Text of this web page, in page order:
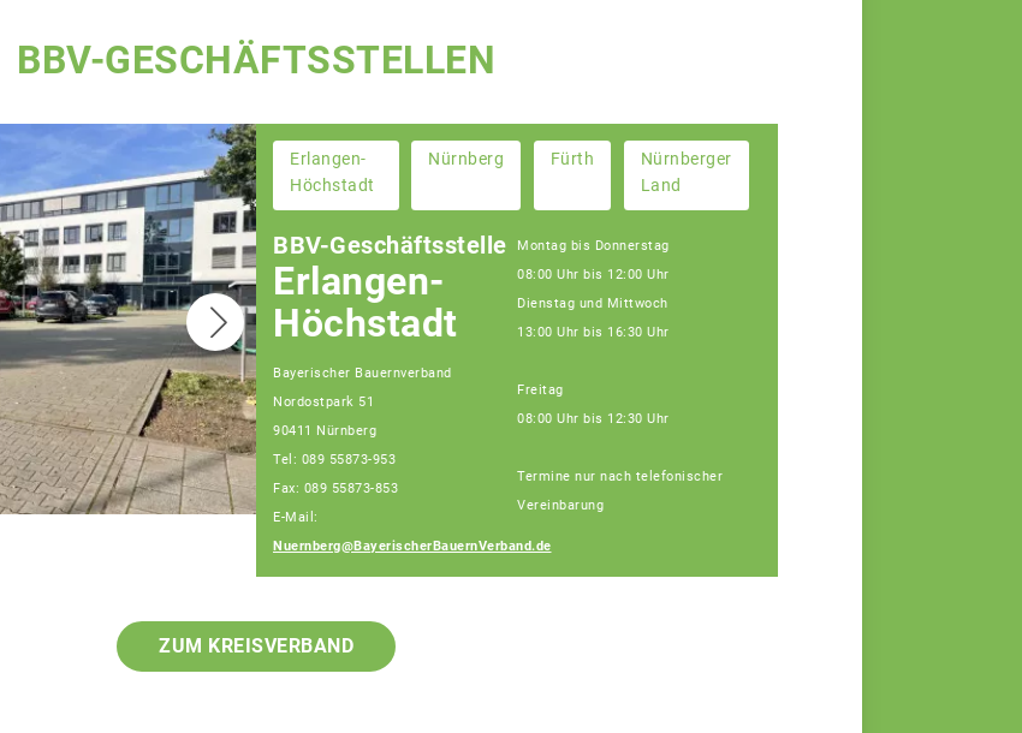
BBV-GESCHÄFTSSTELLEN
Christian Huber
Geschäftsführer
Geschäftsstelle
Nürnberg
Erlangen-
Höchstadt
Nürnberg Fürth
Nürnberger
Land
BBV-Geschäftsstelle
Erlangen-
Höchstadt
Bayerischer Bauernverband
Nordostpark 51
90411 Nürnberg
Tel: 089 55873-953
Fax: 089 55873-853
E-Mail:
Nuernberg@BayerischerBauernVerband.de
Montag bis Donnerstag
08:00 Uhr bis 12:00 Uhr
Dienstag und Mittwoch
13:00 Uhr bis 16:30 Uhr
Freitag
08:00 Uhr bis 12:30 Uhr
Termine nur nach telefonischer
Vereinbarung
ZUM KREISVERBAND